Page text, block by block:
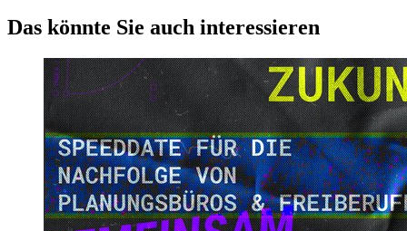
Das könnte Sie auch interessieren